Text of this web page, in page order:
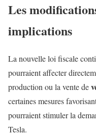
Les
implications
La nouvelle loi fiscale
pourraient affecter
production ou la vente de
certaines mesures
pourraient stimuler la
Tesla.